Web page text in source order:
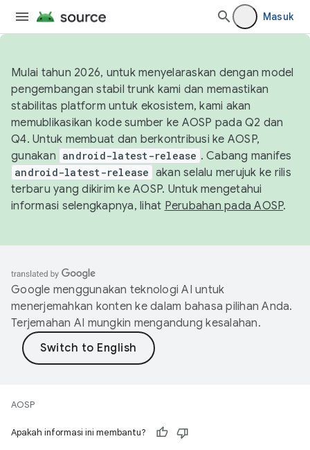
Masuk
Mulai tahun 2026, untuk menyelaraskan dengan model
pengembangan stabil trunk kami dan memastikan
stabilitas platform untuk ekosistem, kami akan
memublikasikan kode sumber ke AOSP pada Q2 dan
Q4. Untuk membuat dan berkontribusi ke AOSP,
gunakan android-latest-release . Cabang manifes
android-latest-release akan selalu merujuk ke rilis
terbaru yang dikirim ke AOSP. Untuk mengetahui
informasi selengkapnya, lihat Perubahan pada AOSP.
Google menggunakan teknologi AI untuk
menerjemahkan konten ke dalam bahasa pilihan Anda.
Terjemahan AI mungkin mengandung kesalahan.
AOSP
Apakah informasi ini membantu?